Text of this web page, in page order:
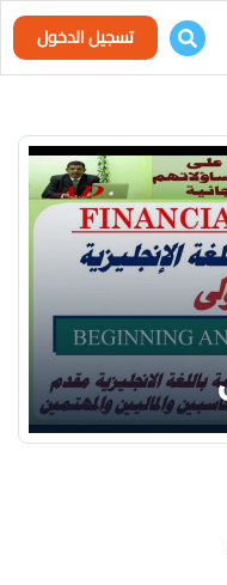
تسجيل الدخول